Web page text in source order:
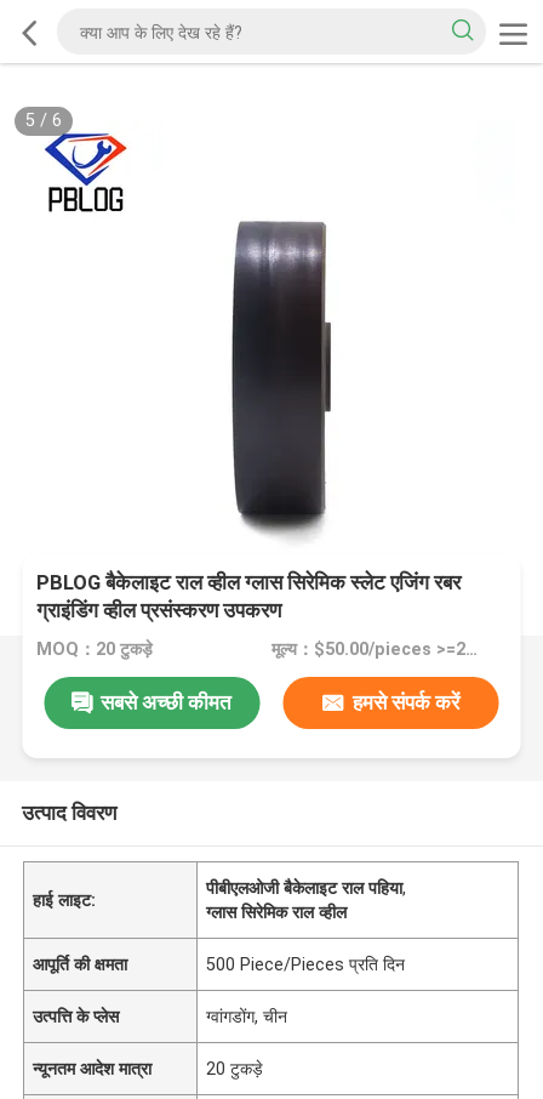
5 / 6
PBLOG बैकेलाइट राल व्हील ग्लास सिरेमिक स्लेट एजिंग रबर
ग्राइंडिंग व्हील प्रसंस्करण उपकरण
MOQ：20 टुकड़े मूल्य：$50.00/pieces >=20 pieces
सबसे अच्छी कीमत हमसे संपर्क करें
उत्पाद विवरण
हाई लाइट:
पीबीएलओजी बैकेलाइट राल पहिया,
ग्लास सिरेमिक राल व्हील
आपूर्ति की क्षमता 500 Piece/Pieces प्रति दिन
उत्पत्ति के प्लेस ग्वांगडोंग, चीन
न्यूनतम आदेश मात्रा 20 टुकड़े